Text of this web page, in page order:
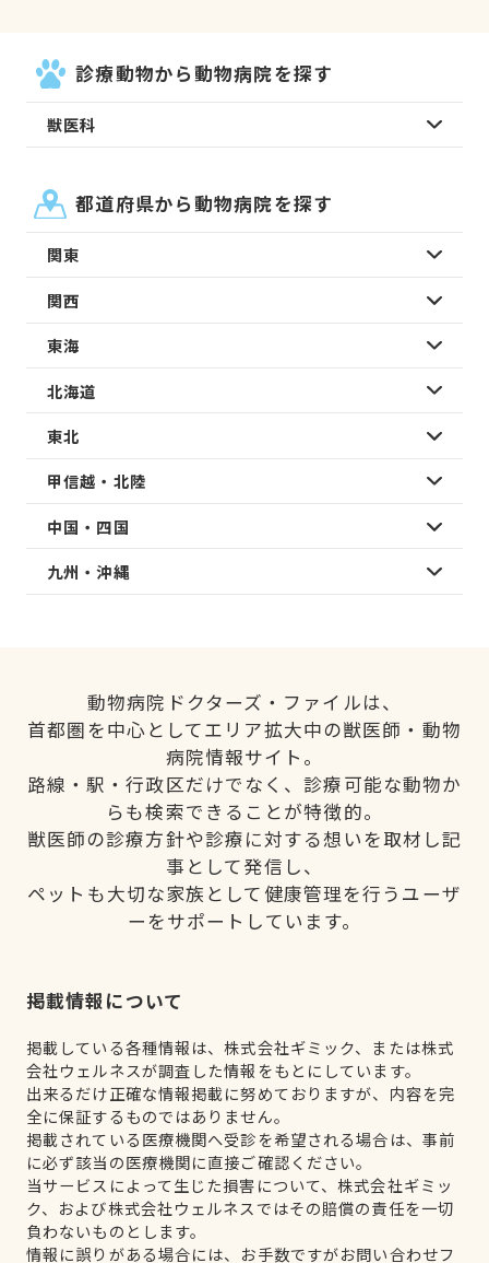
診療動物から動物病院を探す
獣医科
都道府県から動物病院を探す
関東
関西
東海
北海道
東北
甲信越・北陸
中国・四国
九州・沖縄
動物病院ドクターズ・ファイルは、
首都圏を中心としてエリア拡大中の獣医師・動物
病院情報サイト。
路線・駅・行政区だけでなく、診療可能な動物か
らも検索できることが特徴的。
獣医師の診療方針や診療に対する想いを取材し記
事として発信し、
ペットも大切な家族として健康管理を行うユーザ
ーをサポートしています。
掲載情報について
掲載している各種情報は、株式会社ギミック、または株式
会社ウェルネスが調査した情報をもとにしています。
出来るだけ正確な情報掲載に努めておりますが、内容を完
全に保証するものではありません。
掲載されている医療機関へ受診を希望される場合は、事前
に必ず該当の医療機関に直接ご確認ください。
当サービスによって生じた損害について、株式会社ギミッ
ク、および株式会社ウェルネスではその賠償の責任を一切
負わないものとします。
情報に誤りがある場合には、お手数ですがお問い合わせフ